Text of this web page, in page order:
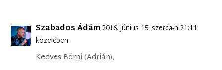
Szabados Ádám2016. június 15. szerda-n 21:11
közelében
Kedves Börni (Adrián),